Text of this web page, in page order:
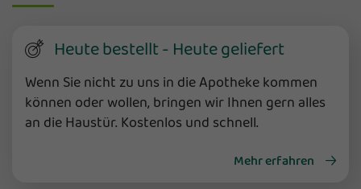
Heute bestellt - Heute geliefert
Wenn Sie nicht zu uns in die Apotheke kommen
können oder wollen, bringen wir Ihnen gern alles
an die Haustür. Kostenlos und schnell.
Mehr erfahren